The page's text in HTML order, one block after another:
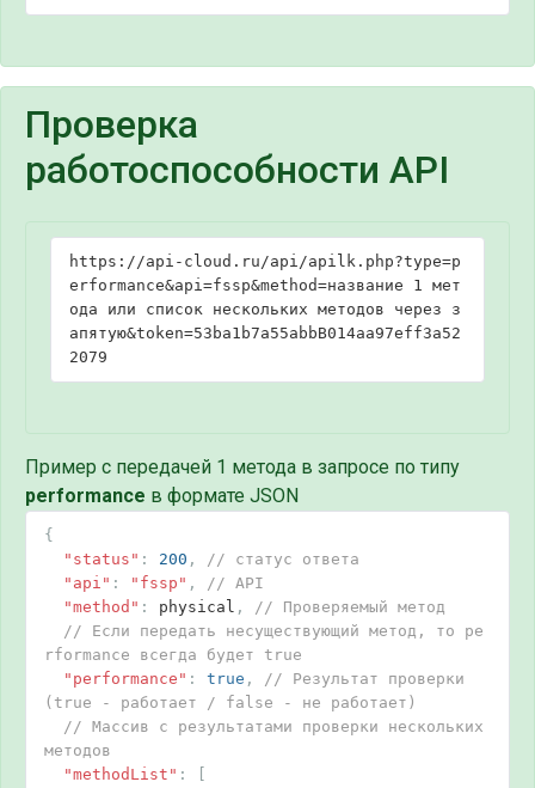
Проверка
работоспособности API
https://api-cloud.ru/api/apilk.php?type=p
erformance&api=fssp&method=название 1 мет
ода или список нескольких методов через з
апятую&token=53ba1b7a55abbB014aa97eff3a52
2079
Пример c передачей 1 метода в запросе по типу
performance в формате JSON
{
"status" : 200 ,
// статус ответа
"api" : "fssp" ,
// API
"method" : physical ,
// Проверяемый метод
// Если передать несуществующий метод, то pe
rformance всегда будет true
"performance" : true ,
// Результат проверки
(true - работает / false - не работает)
// Массив c результатами проверки нескольких
методов
"methodList" :